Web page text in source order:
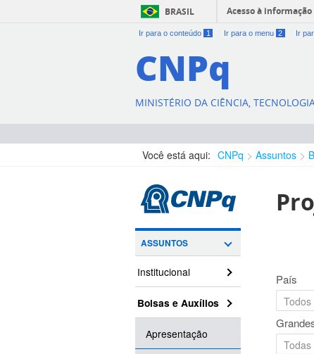
BRASIL Acesso à informação
Ir para o conteúdo 1 Ir para o menu 2 Ir
CNPq
MINISTÉRIO DA CIÊNCIA,
Você está aqui: CNPq Assuntos
ASSUNTOS
Institucional
Bolsas e Auxílios
Apresentação
País